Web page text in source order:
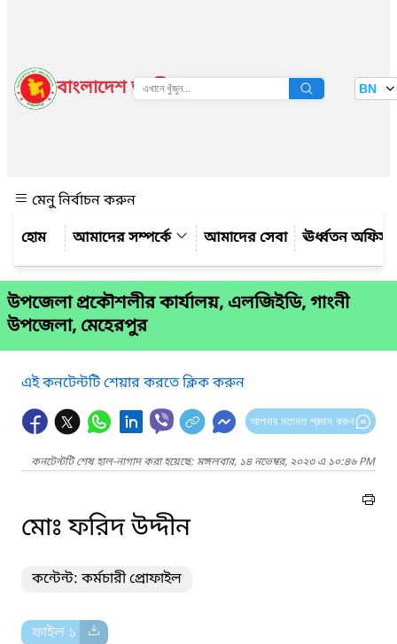
বাংলাদেশ জাতীয় তথ্য বাতায়ন BN
মেনু নির্বাচন করুন
আমাদের সম্পর্কে
আমাদের সেবা ঊর্ধ্বতন অফিস
উপজেলা প্রকৌশলীর কার্যালয়, এলজিইডি, গাংনী
উপজেলা, মেহেরপুর
এই কনটেন্টটি শেয়ার করতে ক্লিক করুন
আপনার মতামত প্রদান করুন
কনটেন্টটি শেষ হাল-নাগাদ করা হয়েছে: মঙ্গলবার, ১৪ নভেম্বর, ২০২৩ এ ১০:৪৬ PM
মোঃ ফরিদ উদ্দীন
কন্টেন্ট: কর্মচারী প্রোফাইল
ফাইল ১